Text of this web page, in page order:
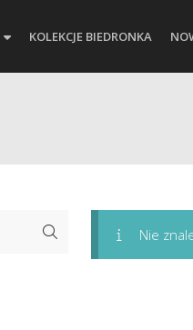
KOLEKCJE BIEDRONKA
Nie